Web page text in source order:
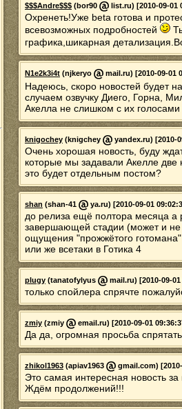
$$$Andre$$$ (bor90 list.ru) [2010-09-01
Охренеть!Уже beta готова и
всевозможных подробностей
графика,шикарная
N1e2k3i4t (njkeryo mail.ru) [2010-09-01
Надеюсь, скоро новостей будет
случаем озвучку Диего, Горна,
Акелла не слишком с их
knigochey (knigchey yandex.ru) [2010-
Очень хорошая новость, буду
которые мы задавали Акелле две
это будет отдельным постом?
shan (shan-41 ya.ru) [2010-09-01
до релиза ещё полтора месяца а
завершающей стадии (может и
ощущения "прожжётого
или же всетаки в Готика 4
plugy (tanatofylyus mail.ru) [2010-09-01
только спойлера спрячте
zmiy (zmiy email.ru) [2010-09-01
Да да, огромная просьба
zhikol1963 (apiav1963 gmail.com)
Это самая интересная новость
Ждём продолжений!!!